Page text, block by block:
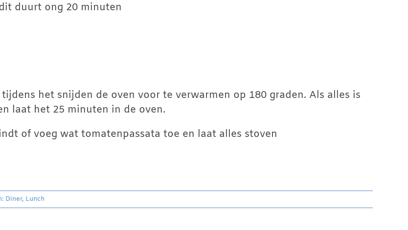
duurt ong 20 minuten
het snijden de oven voor te verwarmen op 180 graden. Als alles is
laat het 25 minuten in de oven.
of voeg wat tomatenpassata toe en laat alles stoven
Diner, Lunch